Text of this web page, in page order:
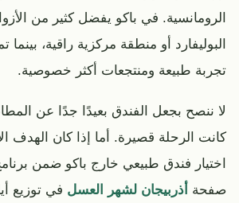
الرومانسية. في باكو يفضل كثير من
البوليفارد أو منطقة مركزية راقية، بينما
تجربة طبيعة ومنتجعات أكثر خصوصية.
لا ننصح بجعل الفندق بعيدًا جدًا عن
كانت الرحلة قصيرة. أما إذا كان الهدف
اختيار فندق طبيعي خارج باكو ضمن
صفحة أذربيجان لشهر العسل في توزيع